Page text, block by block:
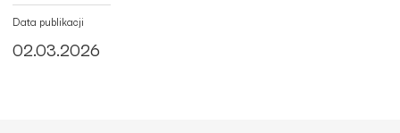
Data publikacji
02.03.2026